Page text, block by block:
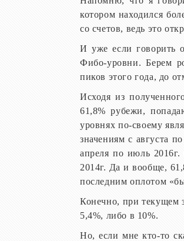
котором находился
со счетов, ведь это
И уже если говорить
Фибо-уровни. Берем
пиков этого года, до
Исходя из
61,8% рубежи,
уровнях по-своему
значениям с августа
апреля по июль 2016г.
2014г. Да и вообще,
последним оплотом
Конечно, при текущем
5,4%, либо в 10%.
Но, если мне кто-то